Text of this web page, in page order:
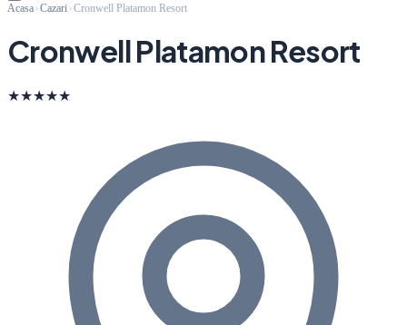
Acasa Cazari Cronwell Platamon Resort
Cronwell Platamon Resort
★★★★★